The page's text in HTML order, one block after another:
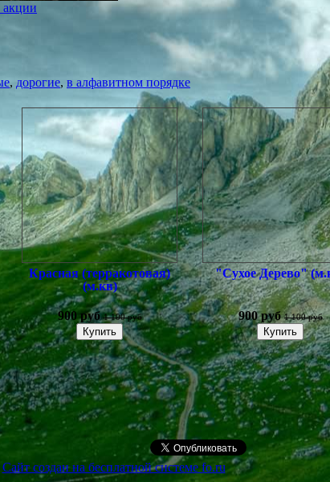
, дорогие, в алфавитном порядке
Красная (терракотовая)
(м.кв)
900 руб 1 100 руб
"Сухое Дерево"
900 руб 1 100 руб
Сайт создан на бесплатной системе fo.ru